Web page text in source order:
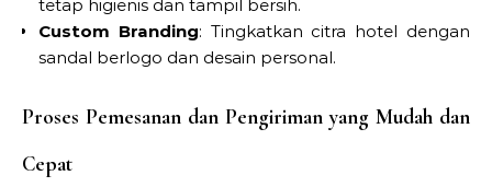
tetap higienis dan tampil bersih.
Custom Branding: Tingkatkan citra hotel dengan
sandal berlogo dan desain personal.
Proses Pemesanan dan Pengiriman yang Mudah dan
Cepat